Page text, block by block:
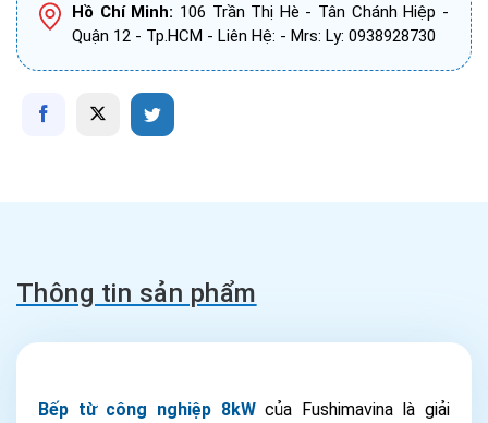
Hồ Chí Minh: 106 Trần Thị Hè - Tân Chánh Hiệp -
Quận 12 - Tp.HCM - Liên Hệ: - Mrs: Ly: 0938928730
Thông tin sản phẩm
Bếp từ công nghiệp 8kWcủa Fushimavina là giải